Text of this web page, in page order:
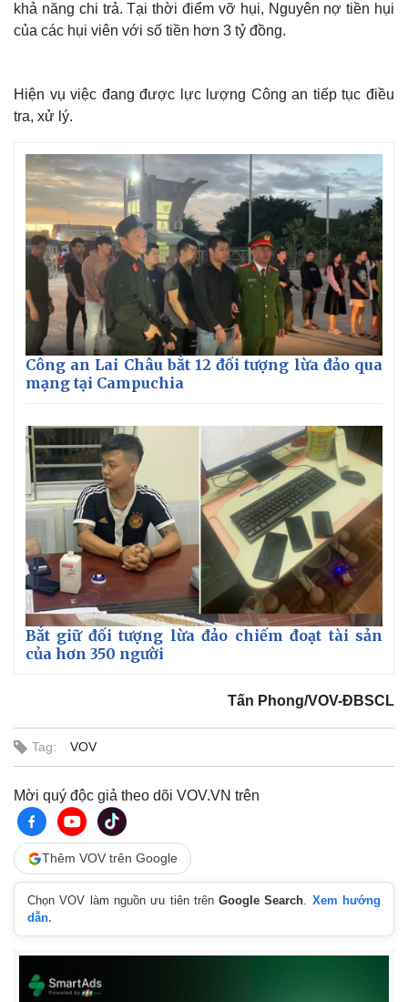
Thế giới
Quan sát
Cuộc sống đó đây
Hồ sơ
Video
Ảnh
E-Magazine
Infographic
khả năng chi trả. Tại thời điểm vỡ hụi, Nguyên nợ tiền hụi
của các hụi viên với số tiền hơn 3 tỷ đồng.
Hiện vụ việc đang được lực lượng Công an tiếp tục điều
tra, xử lý.
Công an Lai Châu bắt 12 đối tượng lừa đảo qua
mạng tại Campuchia
Bắt giữ đối tượng lừa đảo chiếm đoạt tài sản
của hơn 350 người
Tấn Phong/VOV-ĐBSCL
Tag: VOV
Mời quý độc giả theo dõi VOV.VN trên
Thêm VOV trên Google
Chọn VOV làm nguồn ưu tiên trênGoogle Search. Xem hướng
dẫn.